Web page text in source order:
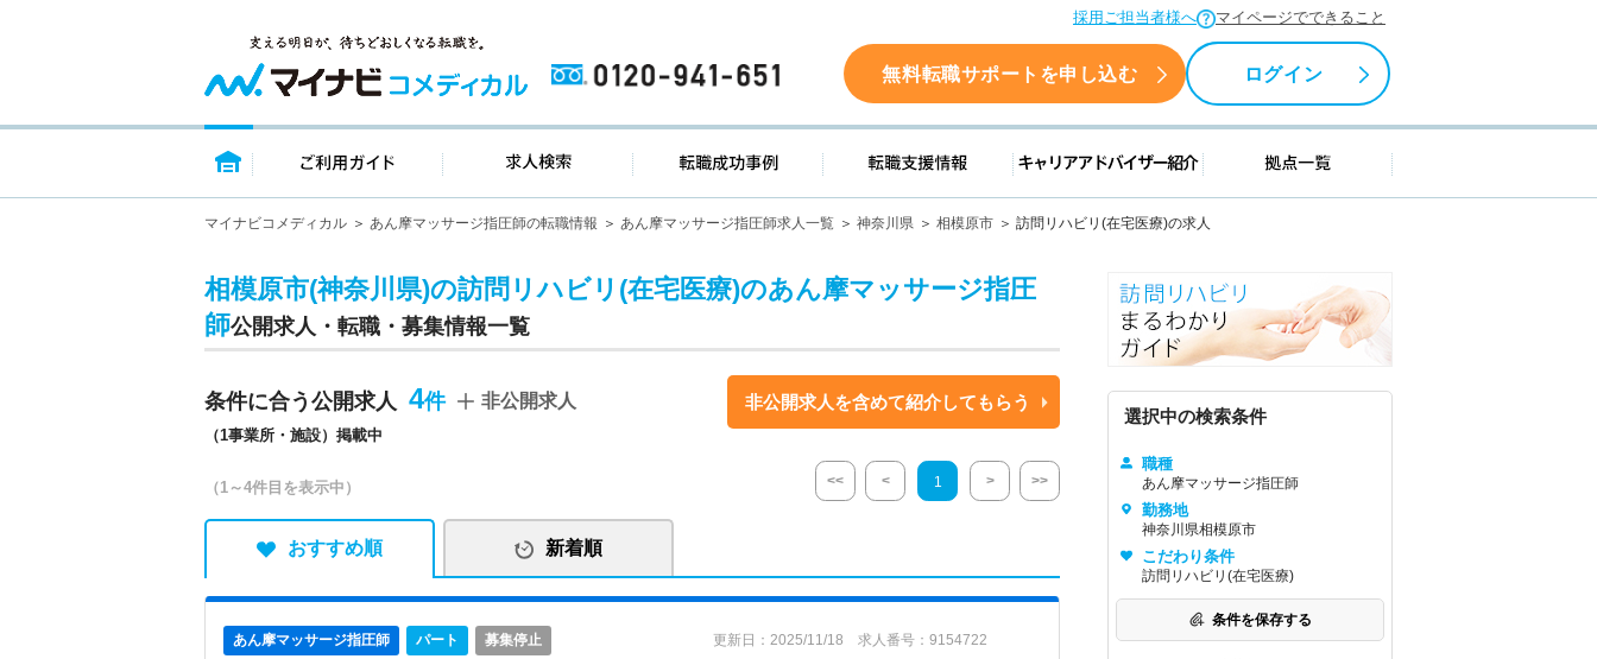
採用ご担当者様へ マイページでできること
0120-941-651 無料転職サポートを申し込む ログイン
トップページ ご利用ガイド 求人検索 転職成功事例 転職支援情報 キャリアアドバイザー紹介 拠点一覧
マイナビコメディカル あん摩マッサージ指圧師の転職情報 あん摩マッサージ指圧師求人一覧 神奈川県 相模原市 訪問リハビリ(在宅医療)の求人
相模原市(神奈川県)の訪問リハビリ(在宅医療)のあん摩マッサージ指圧
師公開求人・転職・募集情報一覧
条件に合う公開求人 4
（1事業所・施設）掲載中
非公開求人 非公開求人を含めて紹介してもらう
（1～4件目を表示中） << < 1 > >>
おすすめ順 新着順
あん摩マッサージ指圧師 パート 募集停止 更新日：2025/11/18 求人番号：9154722
選択中の検索条件
職種
あん摩マッサージ指圧師
勤務地
神奈川県相模原市
こだわり条件
訪問リハビリ(在宅医療)
条件を保存する